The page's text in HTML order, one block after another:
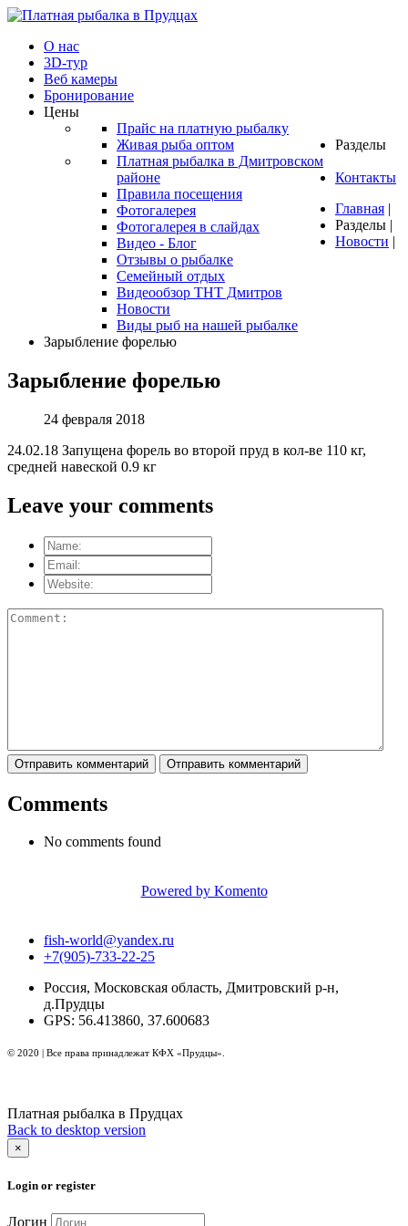
О нас
3D-тур
Веб камеры
Бронирование
Цены
Прайс на платную рыбалку
Живая рыба оптом
Разделы
Платная рыбалка в Дмитровском
районе
Правила посещения
Фотогалерея
Фотогалерея в слайдах
Видео - Блог
Отзывы о рыбалке
Семейный отдых
Видеообзор ТНТ Дмитров
Новости
Виды рыб на нашей рыбалке
Контакты
Главная |
Разделы |
Новости |
Зарыбление форелью
Зарыбление форелью
24 февраля 2018
24.02.18 Запущена форель во второй пруд в кол-ве 110 кг,
средней навеской 0.9 кг
Leave your comments
Отправить комментарий Отправить комментарий
Comments
No comments found
Powered by Komento
fish-world@yandex.ru
+7(905)-733-22-25
Россия, Московская область, Дмитровский р-н,
д.Прудцы
GPS: 56.413860, 37.600683
© 2020 | Все права принадлежат КФХ «Прудцы».
Платная рыбалка в Прудцах
Back to desktop version
×
Login or register
Логин